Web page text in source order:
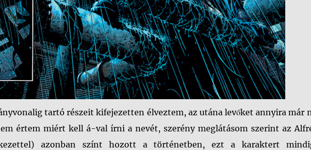
tartó részeit kifejezetten élveztem, az utána levőket annyira már
értem miért kell á-val írni a nevét, szerény meglátásom szerint az
azonban színt hozott a történetben, ezt a karaktert